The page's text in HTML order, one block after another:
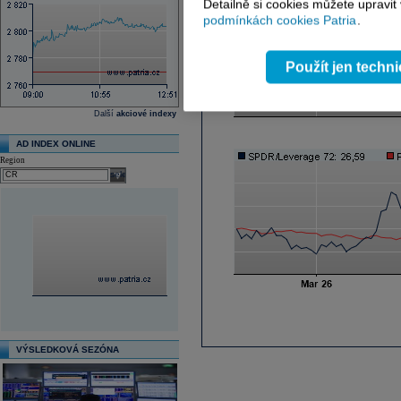
Další akciové indexy
AD INDEX ONLINE
Region
select
VÝSLEDKOVÁ SEZÓNA
Detailně si cookies můžete
podmínkách cookies Patria.
Použít jen